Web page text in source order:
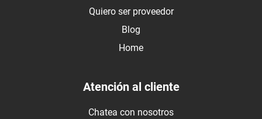
Quiero ser proveedor
Blog
Home
Atención al cliente
Chatea con nosotros